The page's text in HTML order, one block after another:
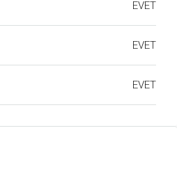
EVET
EVET
EVET